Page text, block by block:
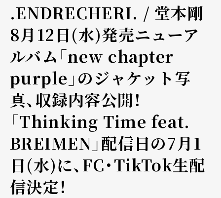
.ENDRECHERI. / 堂本剛
8月12日(水)発売ニューア
ルバム「new chapter
purple」のジャケット写
真、収録内容公開！
「Thinking Time feat.
BREIMEN」配信日の7月1
日(水)に、FC・TikTok生配
信決定！